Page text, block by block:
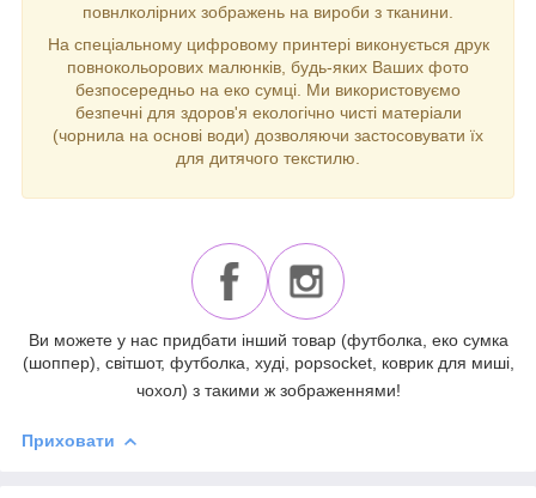
повнлколірних зображень на вироби з тканини.
На спеціальному цифровому принтері виконується друк
повнокольорових малюнків, будь-яких Ваших фото
безпосередньо на еко сумці. Ми використовуємо
безпечні для здоров'я екологічно чисті матеріали
(чорнила на основі води) дозволяючи застосовувати їх
для дитячого текстилю.
Ви можете у нас придбати інший товар (футболка, еко сумка
(шоппер), світшот, футболка, худі, popsocket, коврик для миші,
чохол) з такими ж зображеннями!
Приховати